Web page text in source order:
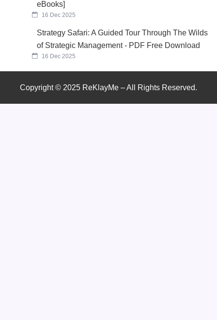
eBooks]
16 Dec 2025
Strategy Safari: A Guided Tour Through The Wilds
of Strategic Management - PDF Free Download
16 Dec 2025
Copyright © 2025 ReKlayMe – All Rights Reserved.